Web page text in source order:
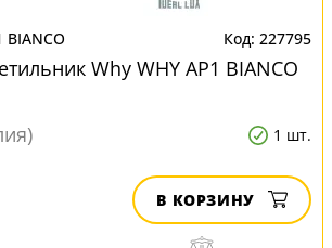
BIANCO 227795
Why WHY AP1 BIANCO
1 шт.
В КОРЗИНУ